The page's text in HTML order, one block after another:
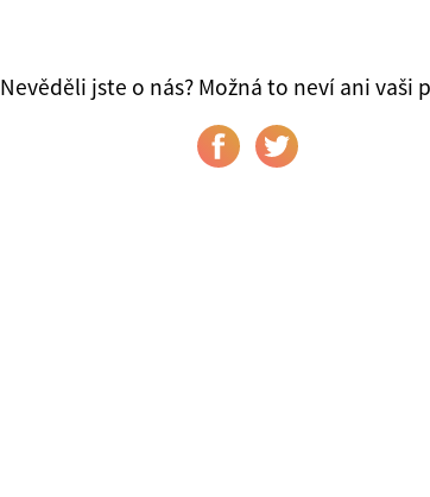
Nevěděli jste o nás? Možná to neví ani vaši